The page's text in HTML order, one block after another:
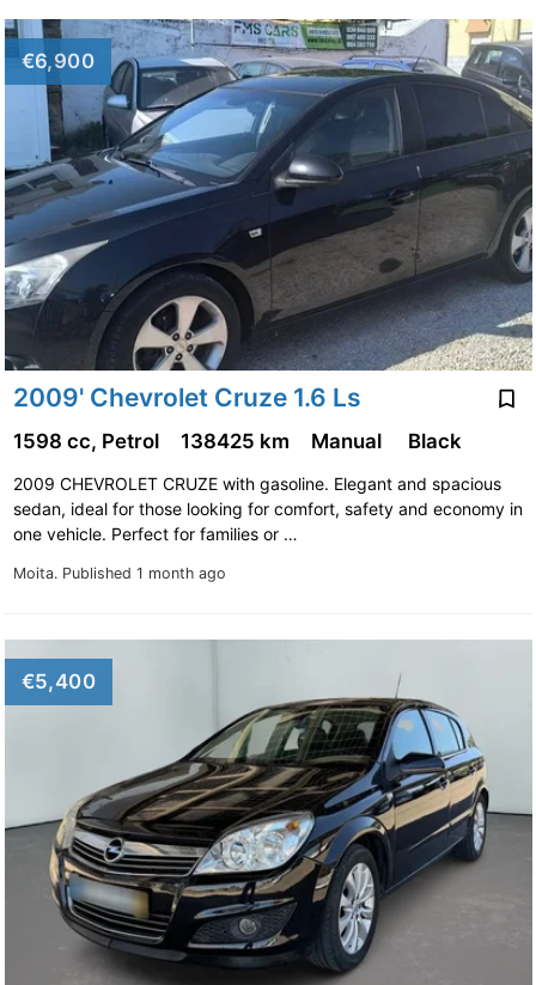
€6,900
2009' Chevrolet Cruze 1.6 Ls
Moita. Published 1 month ago
1598 cc, Petrol 138425 km Manual Black
2009 CHEVROLET CRUZE with gasoline. Elegant and spacious
sedan, ideal for those looking for comfort, safety and economy in
one vehicle. Perfect for families or …
€5,400